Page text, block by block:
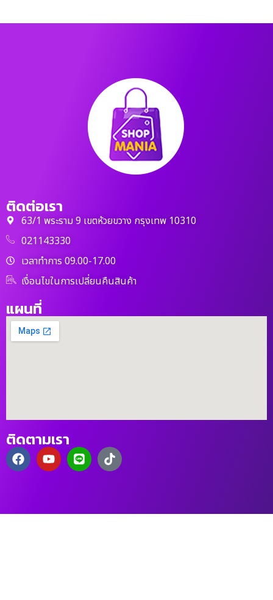
ติดต่อเรา
63/1 พระราม 9 เขตห้วยขวาง กรุงเทพ 10310
021143330
เวลาทำการ 09.00-17.00
เงื่อนไขในการเปลี่ยนคืนสินค้า
แผนที่
ติดตามเรา